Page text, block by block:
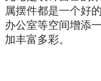
属摆件都是一个好
办公室等空间增添
加丰富多彩。